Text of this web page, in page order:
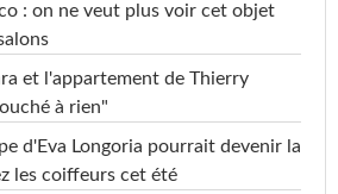
<0,020 µg/L <=0,1 µg/L
<0,020 µg/L
<0,10 µg/L
: on ne veut plus voir cet objet
et l'appartement de Thierry
à rien"
d'Eva Longoria pourrait devenir la
les coiffeurs cet été